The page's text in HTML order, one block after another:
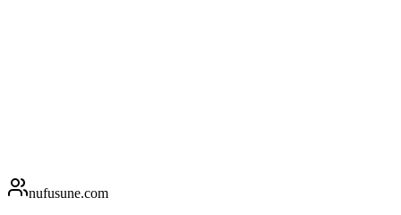
nufusune.com